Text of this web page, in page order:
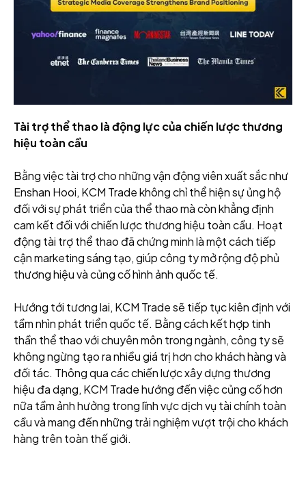
Tài trợ thể thao là động lực của chiến lược thương
hiệu toàn cầu
Bằng việc tài trợ cho những vận động viên xuất sắc như
Enshan Hooi, KCM Trade không chỉ thể hiện sự ủng hộ
đối với sự phát triển của thể thao mà còn khẳng định
cam kết đối với chiến lược thương hiệu toàn cầu. Hoạt
động tài trợ thể thao đã chứng minh là một cách tiếp
cận marketing sáng tạo, giúp công ty mở rộng độ phủ
thương hiệu và củng cố hình ảnh quốc tế.
Hướng tới tương lai, KCM Trade sẽ tiếp tục kiên định với
tầm nhìn phát triển quốc tế. Bằng cách kết hợp tinh
thần thể thao với chuyên môn trong ngành, công ty sẽ
không ngừng tạo ra nhiều giá trị hơn cho khách hàng và
đối tác. Thông qua các chiến lược xây dựng thương
hiệu đa dạng, KCM Trade hướng đến việc củng cố hơn
nữa tầm ảnh hưởng trong lĩnh vực dịch vụ tài chính toàn
cầu và mang đến những trải nghiệm vượt trội cho khách
hàng trên toàn thế giới.